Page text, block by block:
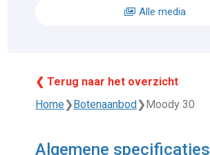
Alle media
❮ Terug naar het overzicht
Home❯ Botenaanbod ❯ Moody 30
Algemene specificaties